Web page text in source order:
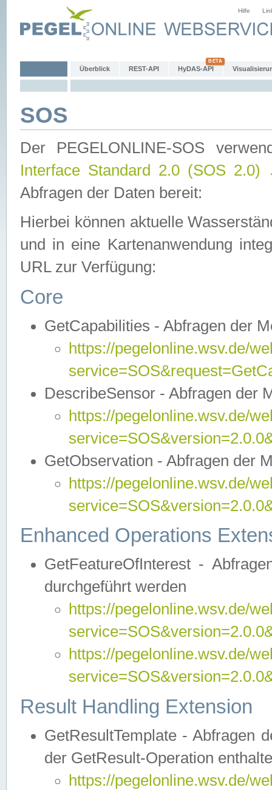
Hilfe
Überblick REST-API HyDAS-API
SOS
Der PEGELONLINE-SOS
Interface Standard 2.0 (SOS 2.0)
Abfragen der Daten bereit:
Hierbei können aktuelle
und in eine Kartenanwendung
URL zur Verfügung:
Core
GetCapabilities - Abfragen der
https://pegelonline.wsv.de/
DescribeSensor - Abfragen der
https://pegelonline.wsv.de/
GetObservation - Abfragen der
https://pegelonline.wsv.de/
Enhanced Operations
GetFeatureOfInterest -
durchgeführt werden
https://pegelonline.wsv.de/
https://pegelonline.wsv.de/
Result Handling Extension
GetResultTemplate - Abfragen
der GetResult-Operation
https://pegelonline.wsv.de/